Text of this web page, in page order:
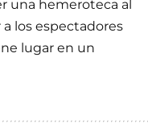
una hemeroteca al
los espectadores
lugar en un